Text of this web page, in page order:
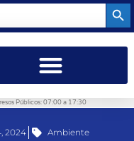
Públicos: 07:00 a 17:30
2024 Ambiente